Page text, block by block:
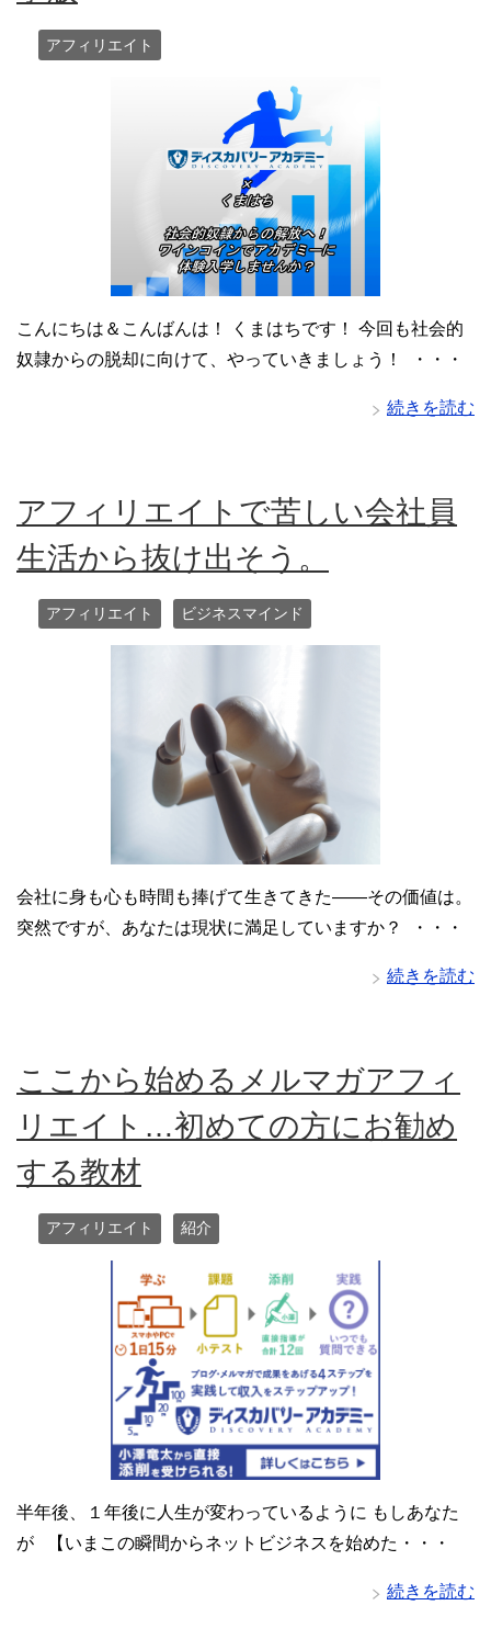
アフィリエイト
こんにちは＆こんばんは！ くまはちです！ 今回も社会的
奴隷からの脱却に向けて、やっていきましょう！ ・・・
続きを読む
アフィリエイトで苦しい会社員
生活から抜け出そう。
アフィリエイト ビジネスマインド
会社に身も心も時間も捧げて生きてきた——その価値は。
突然ですが、あなたは現状に満足していますか？ ・・・
続きを読む
ここから始めるメルマガアフィ
リエイト…初めての方にお勧め
する教材
アフィリエイト 紹介
半年後、１年後に人生が変わっているように もしあなた
が 【いまこの瞬間からネットビジネスを始めた・・・
続きを読む